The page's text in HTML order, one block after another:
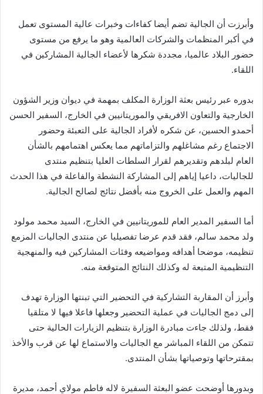
وأبرزت أن الجالية تضم أيضا كفاءات وخبرات عالية المستوى تعمل
في أكبر المنظمات والشركات العالمية وهو ما يرفع من مستوى
حضور البلاد عالميا، مجددة شكرها لأعضاء الجالية المشاركين في
اللقاء.
بدوره عبر رئيس بعثة الوزارة المكلف بمهمة في ديوان وزير الشؤون
الخارجية والتعاون الافريقي والموريتانيين في الخارج، السفير الحسن
أحمدو الحسين، عن شكره لأفراد الجالية على التعبئة وحضور
الاجتماع رغم مشاغلهم والتزاماتهم مما يعكس اهتمامهم بالشأن
العام لبلدهم وتقديرهم لقرار السلطات العليا بتنظيم منتدى
للجاليات، داعيا إياهم إلى المشاركة النشطة والفاعلة في هذا الحدث
المهم والعمل على الخروج منه بأفضل نتائج لصالح الجالية.
أما السفير المدير العام للموريتانيين في الخارج، السيد محمد مولود
ولد محمد سالم، فقد قدم عرضا تفصيليا عن منتدى الجاليات المزمع
تنظيمه، موضحا أهدافه ومواضيعه وفئات المشاركين فيه والمنهجية
التنظيمية المتبعة له وكذلك النتائج المتوقعة منه.
وأبرز أن المقاربة التشاركية في التحضير التي تبنتها الوزارة تهدف
إلى دمج الجاليات في عملية التحضير وجعلها فاعلا فيها لا متلقيا
فقط، ولذلك جاءت مبادرة الوزارة بتنظيم الزيارات الحالية حتى
تتمكن من اللقاء المباشر مع الجاليات والاستماع لها عن قرب والأخذ
بمقترحاتها وتوصياتها بشأن المنتدى.
وبدورها أوضحت عضو البعثة السفيرة لاله فاطم مولاي أحمد، مديرة